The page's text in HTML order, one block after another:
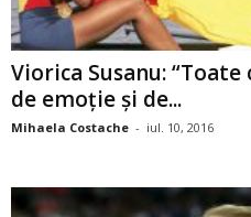
Viorica Susanu:
de emoţie şi de...
Mihaela Costache - iul. 10, 2016